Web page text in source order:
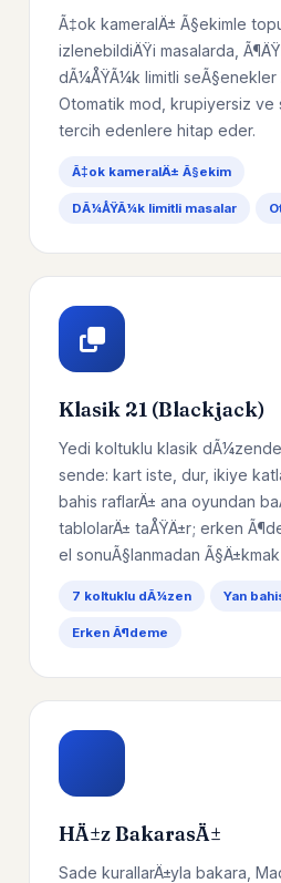
Ã‡ok kameralÄ± Ã§ekimle
izlenebildiÄŸi masalarda,
dÃ¼ÅŸÃ¼k limitli seÃ§enekler
Otomatik mod, krupiyersiz ve
tercih edenlere hitap eder.
Ã‡ok kameralÄ± Ã§ekim
DÃ¼ÅŸÃ¼k limitli masalar
Klasik 21 (Blackjack)
Yedi koltuklu klasik
sende: kart iste, dur, ikiye
bahis raflarÄ± ana oyundan
tablolarÄ± taÅŸÄ±r; erken
el sonuÃ§lanmadan
7 koltuklu dÃ¼zen Yan
Erken Ã¶deme
HÄ±z BakarasÄ±
Sade kurallarÄ±yla bakara,